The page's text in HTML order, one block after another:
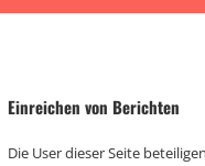
Einreichen von Berichten
Die User dieser Seite